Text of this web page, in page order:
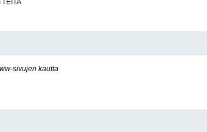
sivujen kautta